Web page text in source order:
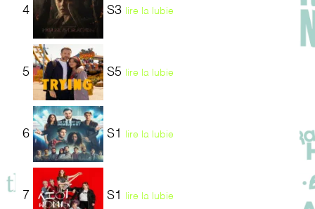
4 S3 lire la lubie
5 S5 lire la lubie
6 S1 lire la lubie
7 S1 lire la lubie